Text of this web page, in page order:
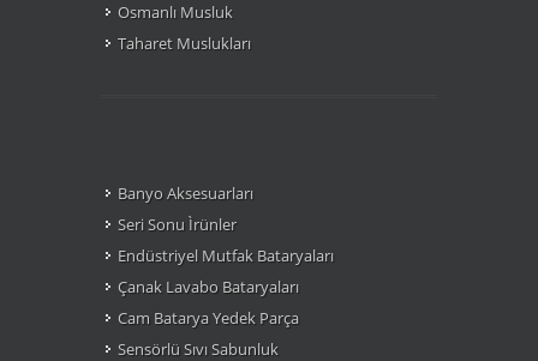
Osmanlı Musluk
Taharet Muslukları
Banyo Aksesuarları
Seri Sonu Ìrünler
Endüstriyel Mutfak Bataryaları
Çanak Lavabo Bataryaları
Cam Batarya Yedek Parça
Sensörlü Sıvı Sabunluk